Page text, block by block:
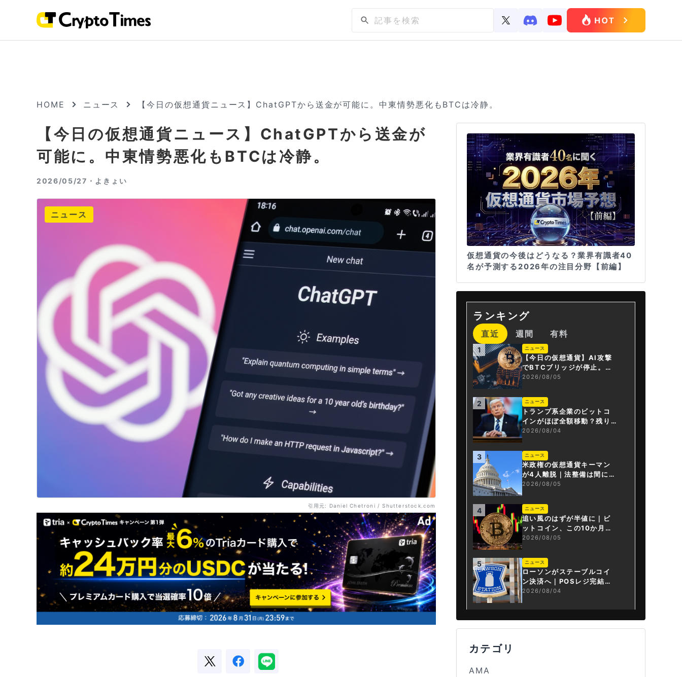
HOME ニュース 【今日の仮想通貨ニュース】ChatGPTから送金が可能に。中東情勢悪化もBTCは冷静。
【今日の仮想通貨ニュース】ChatGPTから送金が
可能に。中東情勢悪化もBTCは冷静。
2026/05/27・ よきょい
引用元: Daniel Chetroni / Shutterstock.com
ニュース
仮想通貨の今後はどうなる？業界有識者40
名が予測する2026年の注目分野【前編】
ランキング
直近 週間 有料
1 ニュース
【今日の仮想通貨】AI攻撃
でBTCブリッジが停止。金
融庁が「暗号資産・ステー
2026/08/05
2 ニュース
トランプ系企業のビットコ
インがほぼ全額移動？残り
は3.43BTCか
2026/08/04
3 ニュース
米政権の仮想通貨キーマン
が4人離脱｜法整備は間に合
うか
2026/08/05
4 ニュース
追い風のはずが半値に｜ビ
ットコイン、この10か月で
何が起きたか
2026/08/05
5 ニュース
ローソンがステーブルコイ
ン決済へ｜POSレジ完結は
国内初
2026/08/04
カテゴリ
AMA